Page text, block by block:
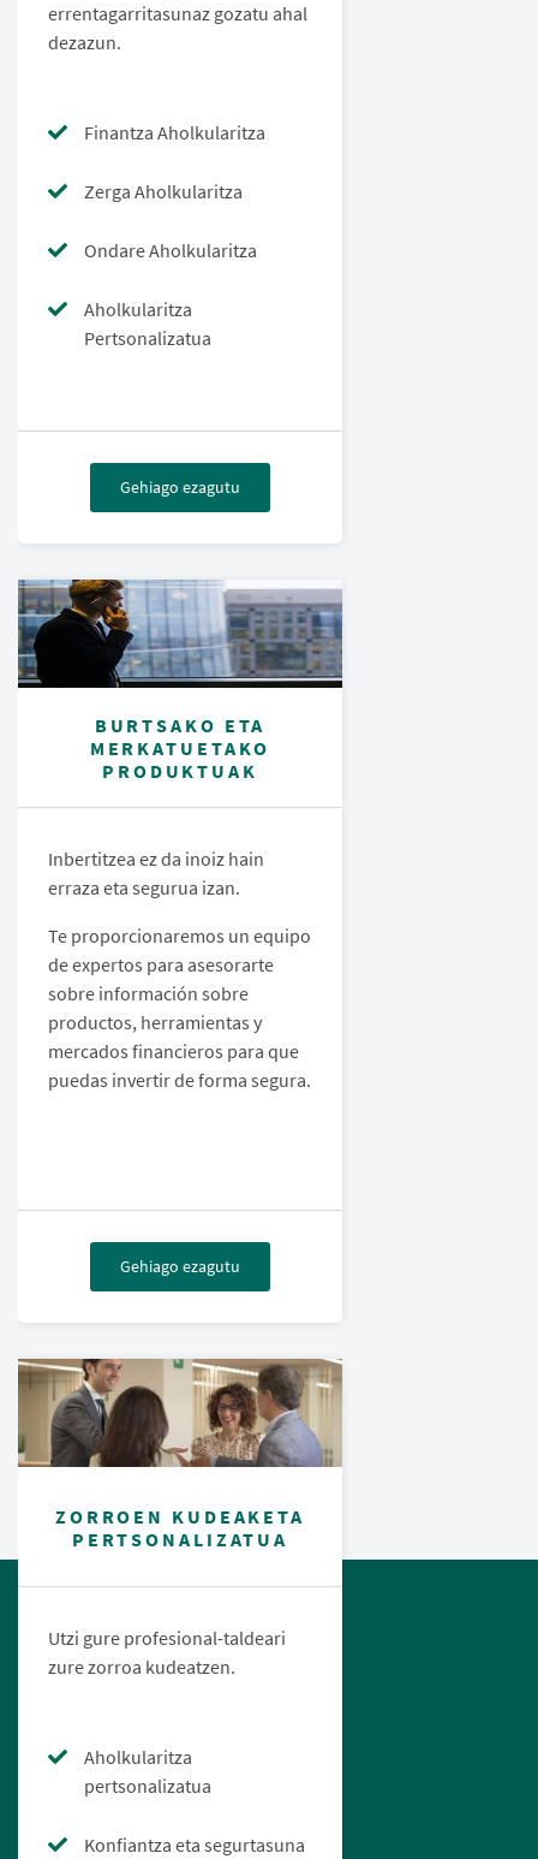
errentagarritasunaz gozatu ahal
dezazun.
Finantza Aholkularitza
Zerga Aholkularitza
Ondare Aholkularitza
Aholkularitza
Pertsonalizatua
Gehiago ezagutu
BURTSAKO ETA
MERKATUETAKO
PRODUKTUAK
Inbertitzea ez da inoiz hain
erraza eta segurua izan.
Te proporcionaremos un equipo
de expertos para asesorarte
sobre información sobre
productos, herramientas y
mercados financieros para que
puedas invertir de forma segura.
Gehiago ezagutu
ZORROEN KUDEAKETA
PERTSONALIZATUA
Utzi gure profesional-taldeari
zure zorroa kudeatzen.
Aholkularitza
pertsonalizatua
Konfiantza eta segurtasuna